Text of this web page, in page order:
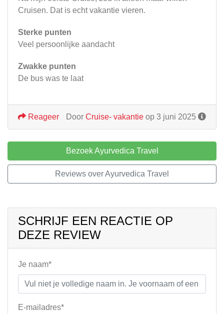
Cruisen. Dat is echt vakantie vieren.
Sterke punten
Veel persoonlijke aandacht
Zwakke punten
De bus was te laat
Door Cruise- vakantie op 3 juni 2025
Reageer
Bezoek Ayurvedica Travel
Reviews over Ayurvedica Travel
SCHRIJF EEN REACTIE OP
DEZE REVIEW
Je naam*
E-mailadres*